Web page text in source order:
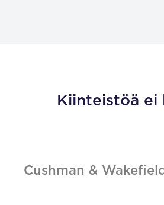
Kiinteistöä ei
Cushman &